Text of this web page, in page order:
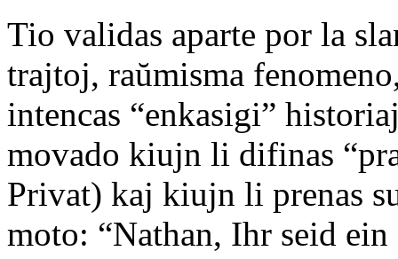
Tio validas aparte por la
trajtoj, raŭmisma
intencas “enkasigi”
movado kiujn li difinas
Privat) kaj kiujn li prenas
moto: “Nathan, Ihr seid